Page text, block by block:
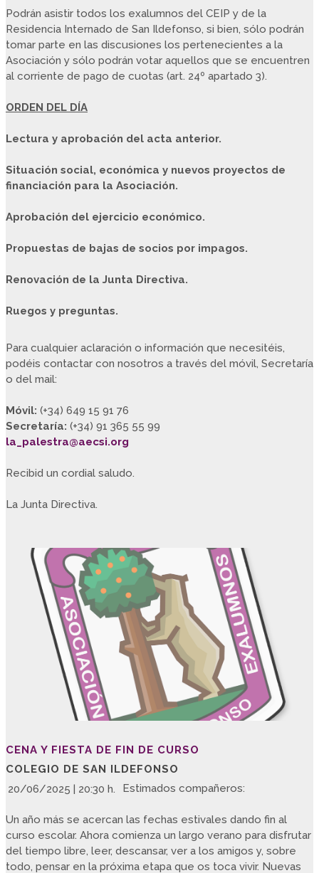
Podrán asistir todos los exalumnos del CEIP y de la
Residencia Internado de San Ildefonso, si bien, sólo podrán
tomar parte en las discusiones los pertenecientes a la
Asociación y sólo podrán votar aquellos que se encuentren
al corriente de pago de cuotas (art. 24º apartado 3).
ORDEN DEL DÍA
Lectura y aprobación del acta anterior.
Situación social, económica y nuevos proyectos de
financiación para la Asociación.
Aprobación del ejercicio económico.
Propuestas de bajas de socios por impagos.
Renovación de la Junta Directiva.
Ruegos y preguntas.
Para cualquier aclaración o información que necesitéis,
podéis contactar con nosotros a través del móvil, Secretaría
o del mail:
Móvil: (+34) 649 15 91 76
Secretaría: (+34) 91 365 55 99
la_palestra@aecsi.org
Recibid un cordial saludo.
La Junta Directiva.
CENA Y FIESTA DE FIN DE CURSO
COLEGIO DE SAN ILDEFONSO
20/06/2025 | 20:30 h.
Estimados compañeros:
Un año más se acercan las fechas estivales dando fin al
curso escolar. Ahora comienza un largo verano para disfrutar
del tiempo libre, leer, descansar, ver a los amigos y, sobre
todo, pensar en la próxima etapa que os toca vivir. Nuevas